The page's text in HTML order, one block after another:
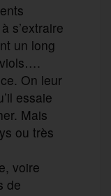
s’extraire
un long
On leur
essaie
Mais
ou très
voire
de